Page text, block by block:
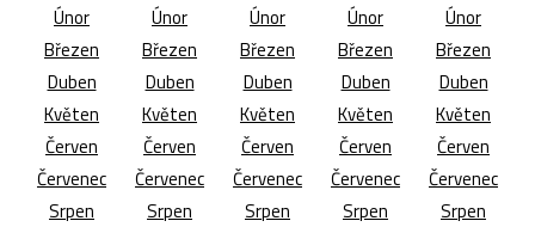
Únor
Březen
Duben
Květen
Červen
Červenec
Srpen
Únor
Březen
Duben
Květen
Červen
Červenec
Srpen
Únor
Březen
Duben
Květen
Červen
Červenec
Srpen
Únor
Březen
Duben
Květen
Červen
Červenec
Srpen
Únor
Březen
Duben
Květen
Červen
Červenec
Srpen